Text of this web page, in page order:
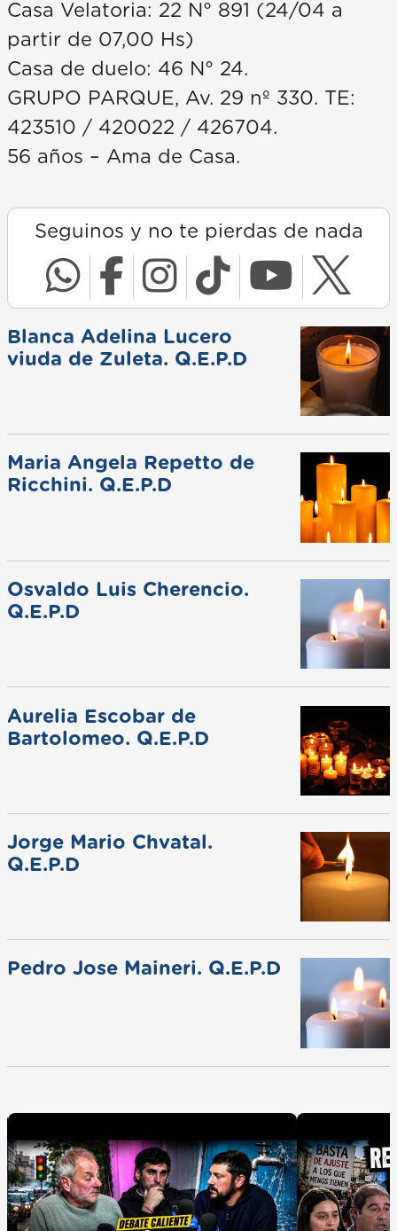
Casa Velatoria: 22 N° 891 (24/04 a
partir de 07,00 Hs)
Casa de duelo: 46 N° 24.
GRUPO PARQUE, Av. 29 nº 330. TE:
423510 / 420022 / 426704.
56 años – Ama de Casa.
Seguinos y no te pierdas de nada
Blanca Adelina Lucero
viuda de Zuleta. Q.E.P.D
Maria Angela Repetto de
Ricchini. Q.E.P.D
Osvaldo Luis Cherencio.
Q.E.P.D
Aurelia Escobar de
Bartolomeo. Q.E.P.D
Jorge Mario Chvatal.
Q.E.P.D
Pedro Jose Maineri. Q.E.P.D